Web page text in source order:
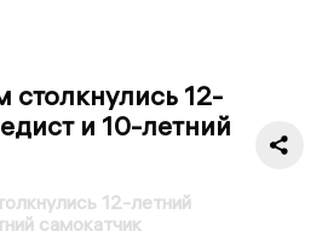
столкнулись 12-
и 10-летний
12-летний
самокатчик